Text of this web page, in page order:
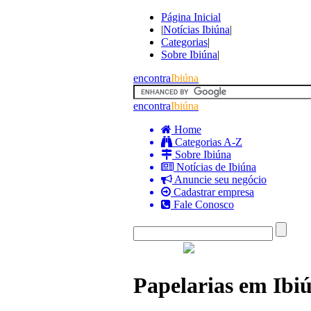
Página Inicial
|Notícias Ibiúna|
Categorias|
Sobre Ibiúna|
encontraIbiúna
encontraIbiúna
Home
Categorias A-Z
Sobre Ibiúna
Notícias de Ibiúna
Anuncie seu negócio
Cadastrar empresa
Fale Conosco
Papelarias em